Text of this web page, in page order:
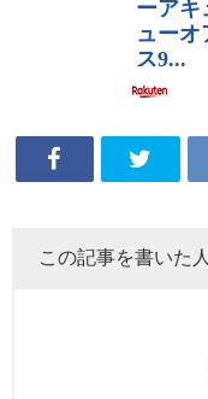
この記事を書いた人